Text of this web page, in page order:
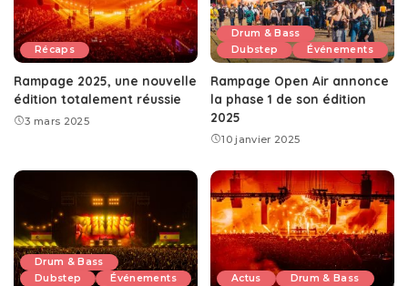
Récaps
Rampage 2025, une nouvelle
édition totalement réussie
3 mars 2025
Drum & Bass
Dubstep
Événements
Rampage Open Air annonce
la phase 1 de son édition
2025
10 janvier 2025
Drum & Bass
Dubstep
Événements
Actus
Drum & Bass